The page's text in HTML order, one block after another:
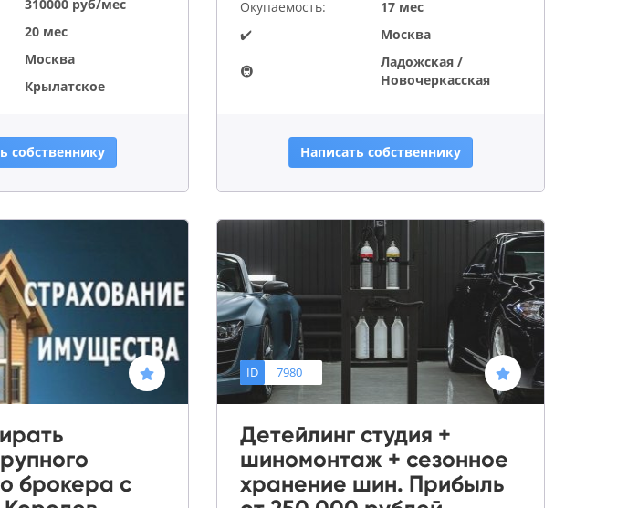
310000 руб/мес
20 мес
Москва
Крылатское
собственнику
Окупаемость:
17 мес
✔️
Москва
🚇
Ладожская /
Новочеркасская
Написать собственнику
брокера с
ID 7980
Детейлинг студия +
шиномонтаж + сезонное
хранение шин. Прибыль